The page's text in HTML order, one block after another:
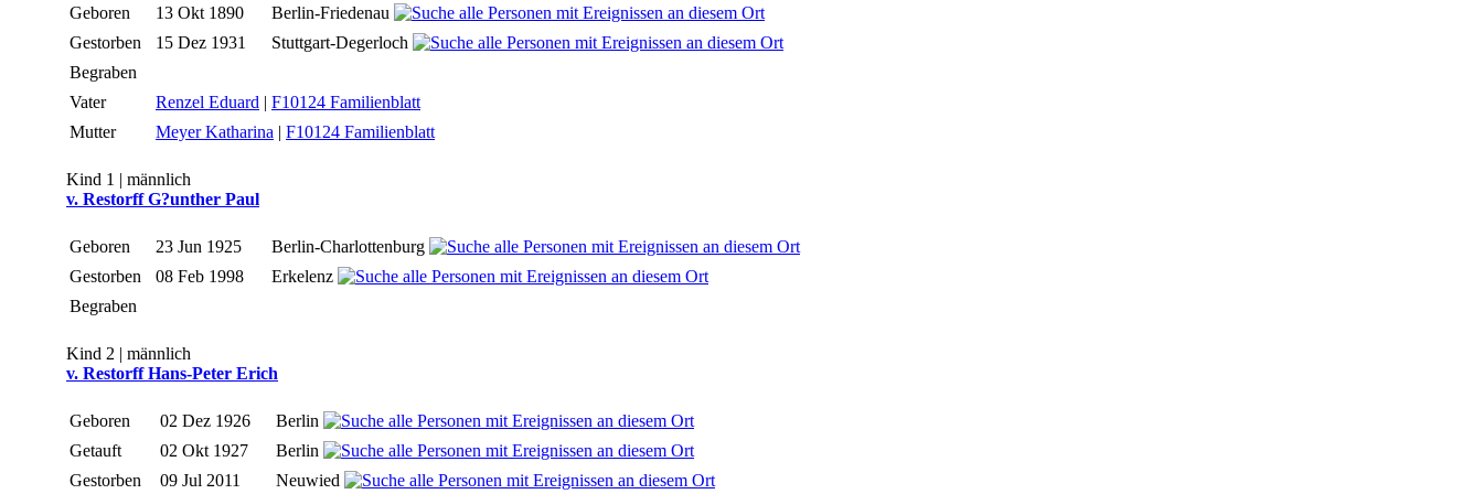
Geboren 13 Okt 1890
Berlin-Friedenau
Gestorben
15 Dez 1931
Stuttgart-Degerloch
Begraben
Vater
Renzel Eduard | F10124 Familienblatt
Mutter
Meyer Katharina | F10124 Familienblatt
Kind 1 | männlich
v. Restorff G?unther Paul
Geboren 23 Jun 1925
Berlin-Charlottenburg
Gestorben
08 Feb 1998
Erkelenz
Begraben
Kind 2 | männlich
v. Restorff Hans-Peter Erich
Geboren 02 Dez 1926
Berlin
Getauft
02 Okt 1927
Berlin
Gestorben
09 Jul 2011 Neuwied